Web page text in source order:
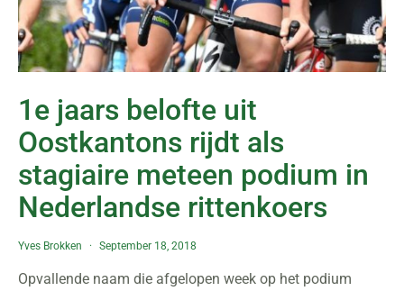
1e jaars belofte uit
Oostkantons rijdt als
stagiaire meteen podium in
Nederlandse rittenkoers
Yves Brokken September 18, 2018
Opvallende naam die afgelopen week op het podium